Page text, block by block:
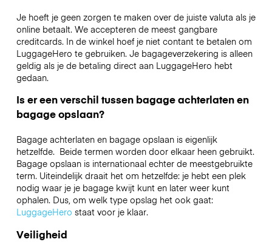
Je hoeft je geen zorgen te maken over de juiste valuta als je
online betaalt. We accepteren de meest gangbare
creditcards. In de winkel hoef je niet contant te betalen om
LuggageHero te gebruiken. Je bagageverzekering is alleen
geldig als je de betaling direct aan LuggageHero hebt
gedaan.
Is er een verschil tussen bagage achterlaten en
bagage opslaan?
Bagage achterlaten en bagage opslaan is eigenlijk
hetzelfde. Beide termen worden door elkaar heen gebruikt.
Bagage opslaan is internationaal echter de meestgebruikte
term. Uiteindelijk draait het om hetzelfde: je hebt een plek
nodig waar je je bagage kwijt kunt en later weer kunt
ophalen. Dus, om welk type opslag het ook gaat:
LuggageHero staat voor je klaar.
Veiligheid